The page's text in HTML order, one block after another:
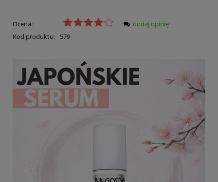
Ocena:
Kod produktu:
579
dodaj opinię